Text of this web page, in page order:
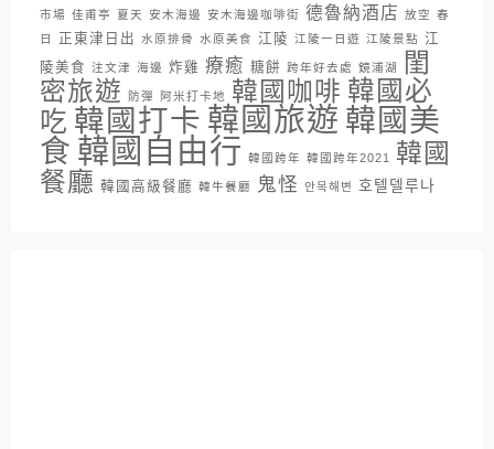
市場 佳甫亭 夏天 安木海邊 安木海邊咖啡街 德魯納酒店 放空 春
日
正東津日出 水原排骨 水原美食 江陵 江陵一日遊 江陵景點 江
陵美食 注文津 海邊 炸雞 療癒 糖餅 跨年好去處 鏡浦湖
閨
密旅遊
防彈 阿米打卡地 韓國咖啡 韓國必
吃 韓國打卡 韓國旅遊 韓國美
食 韓國自由行 韓國跨年 韓國跨年2021
韓國
餐廳 韓國高級餐廳 韓牛餐廳 鬼怪 안목해변 호텔델루나